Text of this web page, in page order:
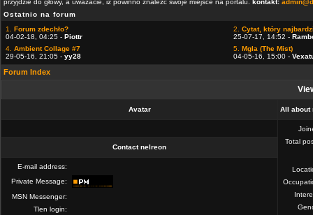
przyjdzie do głowy, a uważacie, iż powinno znaleźć swoje miejsce na portalu. kontakt:
Ostatnio na forum
1. Forum zdechło?
04-02-18, 04:25 - Piottr
2. Cytat, który
25-07-17, 14:52 -
4. Ambient Collage #7
29-05-16, 21:05 - yy28
5. Mgla (The Mist)
04-05-16, 15:00 -
Forum Index
Avatar All about
Total
Contact nelreon
E-mail address:
Private Message:
MSN Messenger:
Tlen login: